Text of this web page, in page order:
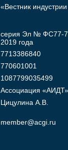
«Вестник
серия Эл № ФС77-
2019 года
7713386840
770601001
1087799035499
Ассоциация «АИДТ»
Цицулина А.В.
member@acgi.ru